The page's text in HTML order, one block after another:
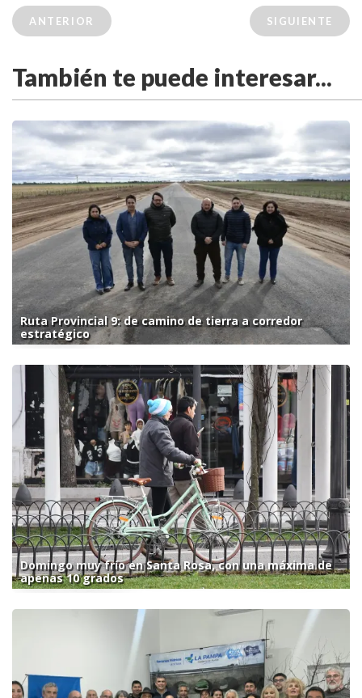
ANTERIOR SIGUIENTE
También te puede interesar...
Ruta Provincial 9: de camino de tierra a corredor
estratégico
Domingo muy frío en Santa Rosa, con una máxima de
apenas 10 grados